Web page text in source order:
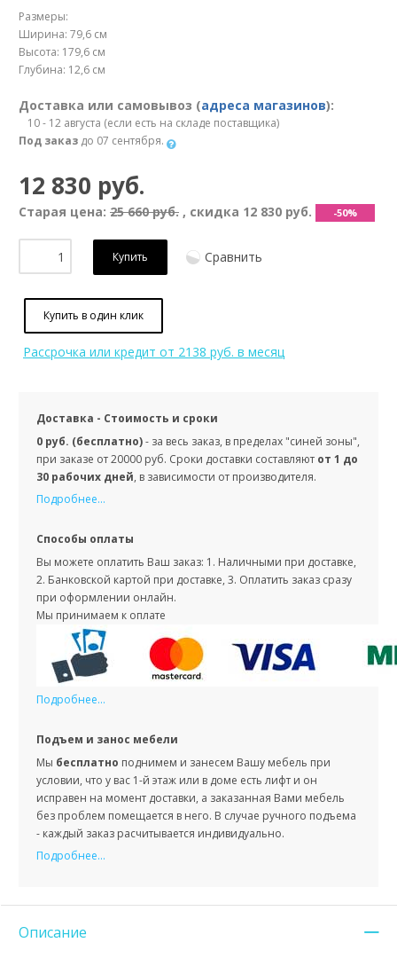
Размеры:
Ширина: 79,6 см
Высота: 179,6 см
Глубина: 12,6 см
Доставка или самовывоз (адреса магазинов):
10 - 12 августа (если есть на складе поставщика)
Под заказ до 07 сентября.
12 830 руб.
Старая цена: 25 660 руб. , скидка 12 830 руб. -50%
Купить Сравнить
Купить в один клик
Рассрочка или кредит от 2138 руб. в месяц
Доставка - Стоимость и сроки
0 руб. (бесплатно)- за весь заказ, в пределах "синей зоны",
при заказе от 20000 руб. Сроки доставки составляют от 1 до
30 рабочих дней, в зависимости от производителя.
Подробнее...
Способы оплаты
Вы можете оплатить Ваш заказ: 1. Наличными при доставке,
2. Банковской картой при доставке, 3. Оплатить заказ сразу
при оформлении онлайн.
Мы принимаем к оплате
Подробнее...
Подъем и занос мебели
Мы бесплатно поднимем и занесем Вашу мебель при
условии, что у вас 1-й этаж или в доме есть лифт и он
исправен на момент доставки, а заказанная Вами мебель
без проблем помещается в него. В случае ручного подъема
- каждый заказ расчитывается индивидуально.
Подробнее...
Описание